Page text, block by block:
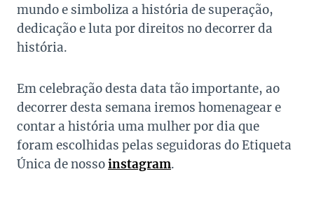
mundo e simboliza a história de superação,
dedicação e luta por direitos no decorrer da
história.
Em celebração desta data tão importante, ao
decorrer desta semana iremos homenagear e
contar a história uma mulher por dia que
foram escolhidas pelas seguidoras do Etiqueta
Única de nossoinstagram.